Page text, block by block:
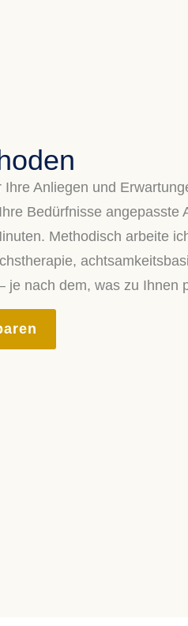
Anliegen und
Bedürfnisse angepasste
Methodisch arbeite
je nach dem, was zu Ihnen